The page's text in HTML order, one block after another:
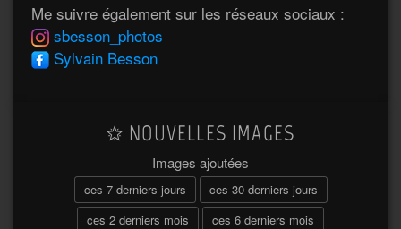
Me suivre également sur les réseaux sociaux :
sbesson_photos
Sylvain Besson
NOUVELLES IMAGES
Images ajoutées
ces 7 derniers jours
ces 30 derniers jours
ces 2 derniers mois
ces 6 derniers mois